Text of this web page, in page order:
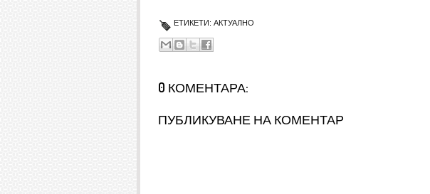
ЕТИКЕТИ: АКТУАЛНО
0 КОМЕНТАРА:
ПУБЛИКУВАНЕ НА КОМЕНТАР